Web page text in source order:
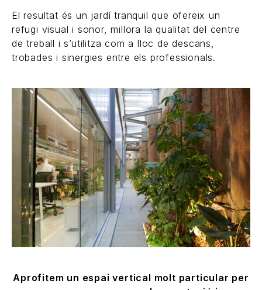
El resultat és un jardí tranquil que ofereix un
refugi visual i sonor, millora la qualitat del centre
de treball i s’utilitza com a lloc de descans,
trobades i sinergies entre els professionals.
Aprofitem un espai vertical molt particular per